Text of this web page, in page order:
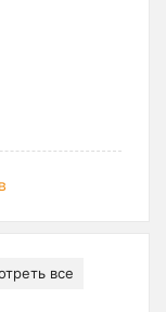
все